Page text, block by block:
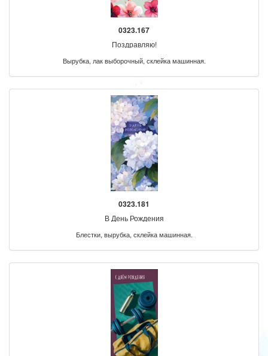
0323.167
Поздравляю!
Вырубка, лак выборочный, склейка машинная.
0323.181
В День Рождения
Блестки, вырубка, склейка машинная.